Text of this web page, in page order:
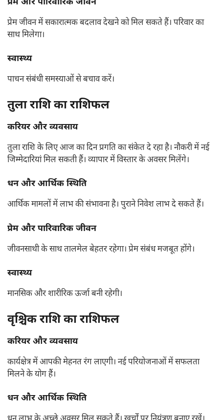
प्रेम जीवन में सकारात्मक बदलाव देखने को मिल सकते हैं। परिवार का
साथ मिलेगा।
स्वास्थ्य
पाचन संबंधी समस्याओं से बचाव करें।
तुला राशि का राशिफल
करियर और व्यवसाय
तुला राशि के लिए आज का दिन प्रगति का संकेत दे रहा है। नौकरी में नई
जिम्मेदारियां मिल सकती हैं। व्यापार में विस्तार के अवसर मिलेंगे।
धन और आर्थिक स्थिति
आर्थिक मामलों में लाभ की संभावना है। पुराने निवेश लाभ दे सकते हैं।
प्रेम और पारिवारिक जीवन
जीवनसाथी के साथ तालमेल बेहतर रहेगा। प्रेम संबंध मजबूत होंगे।
स्वास्थ्य
मानसिक और शारीरिक ऊर्जा बनी रहेगी।
वृश्चिक राशि का राशिफल
करियर और व्यवसाय
कार्यक्षेत्र में आपकी मेहनत रंग लाएगी। नई परियोजनाओं में सफलता
मिलने के योग हैं।
धन और आर्थिक स्थिति